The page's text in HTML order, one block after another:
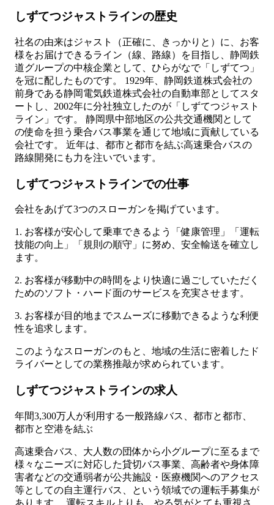
しずてつジャストラインの歴史
社名の由来はジャスト（正確に、きっかりと）に、お客
様をお届けできるライン（線、路線）を目指し、静岡鉄
道グループの中核企業として、ひらがなで「しずてつ」
を冠に配したものです。 1929年、静岡鉄道株式会社の
前身である静岡電気鉄道株式会社の自動車部としてスタ
ートし、2002年に分社独立したのが「しずてつジャスト
ライン」です。 静岡県中部地区の公共交通機関として
の使命を担う乗合バス事業を通じて地域に貢献している
会社です。 近年は、都市と都市を結ぶ高速乗合バスの
路線開発にも力を注いでいます。
しずてつジャストラインでの仕事
会社をあげて3つのスローガンを掲げています。
1. お客様が安心して乗車できるよう「健康管理」「運転
技能の向上」「規則の順守」に努め、安全輸送を確立し
ます。
2. お客様が移動中の時間をより快適に過ごしていただく
ためのソフト・ハード面のサービスを充実させます。
3. お客様が目的地までスムーズに移動できるような利便
性を追求します。
このようなスローガンのもと、地域の生活に密着したド
ライバーとしての業務推敲が求められています。
しずてつジャストラインの求人
年間3,300万人が利用する一般路線バス、都市と都市、
都市と空港を結ぶ
高速乗合バス、大人数の団体から小グループに至るまで
様々なニーズに対応した貸切バス事業、高齢者や身体障
害者などの交通弱者が公共施設・医療機関へのアクセス
等としての自主運行バス、という領域での運転手募集が
あります。 運転スキルよりも、やる気がとても重視さ